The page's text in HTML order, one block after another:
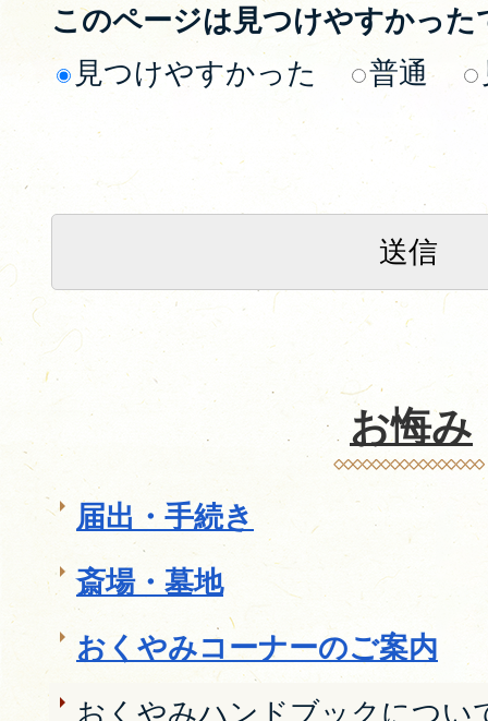
このページは見つけやすかった
見つけやすかった
普通
お悔み
届出・手続き
斎場・墓地
おくやみコーナーのご案内
おくやみハンドブックについ